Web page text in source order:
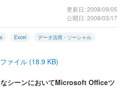
更新日: 2008/09/05
公開日: 2008/03/17
Excel データ活用・ソーシャル
ァイル (18.9 KB)
シーンにおいてMicrosoft Officeツ